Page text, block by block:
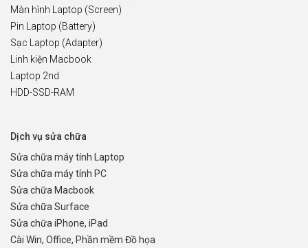
Màn hình Laptop (Screen)
Pin Laptop (Battery)
Sạc Laptop (Adapter)
Linh kiện Macbook
Laptop 2nd
HDD-SSD-RAM
Dịch vụ sửa chữa
Sửa chữa máy tính Laptop
Sửa chữa máy tính PC
Sửa chữa Macbook
Sửa chữa Surface
Sửa chữa iPhone, iPad
Cài Win, Office, Phần mềm Đồ họa